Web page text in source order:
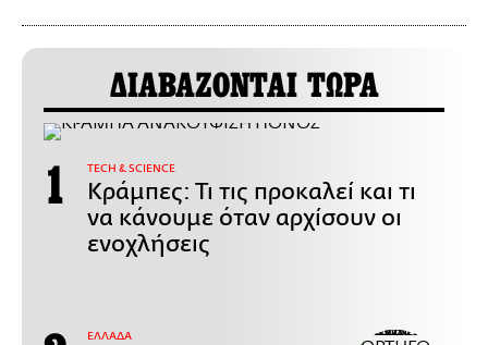
ΔΙΑΒΑΖΟΝΤΑΙ ΤΩΡΑ
ΤECH & SCIENCE
Κράμπες: Τι τις προκαλεί και τι
να κάνουμε όταν αρχίσουν οι
ενοχλήσεις
ΕΛΛΑΔΑ